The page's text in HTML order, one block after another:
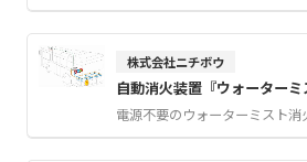
株式会社ニチボウ
自動消火装置『ウォーターミ
電源不要のウォーターミスト消